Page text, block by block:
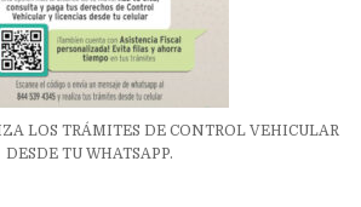
LOS TRÁMITES DE CONTROL VEHICULAR
DESDE TU WHATSAPP.